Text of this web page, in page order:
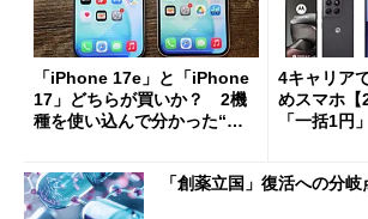
「iPhone 17e」と「iPhone
17」どちらが買いか？ 2機
種を使い込んで分かった“ス
4キャリア
めスマホ【
「一括1円
「創薬立国」復活への分岐